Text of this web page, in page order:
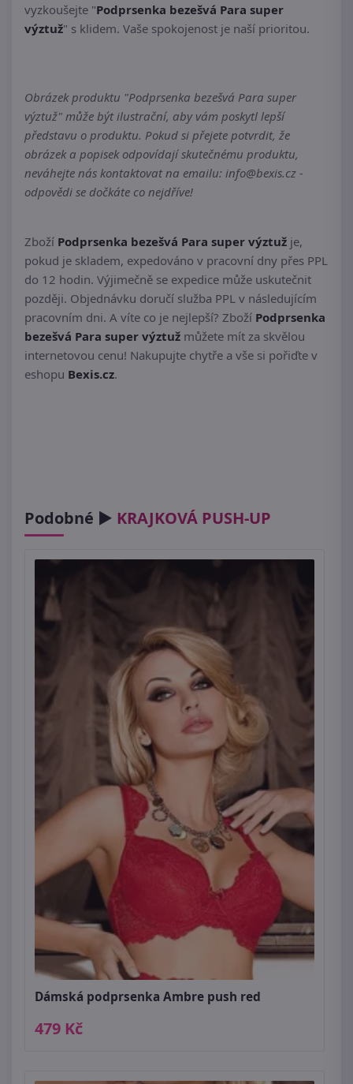
vyzkoušejte "Podprsenka bezešvá Para super
výztuž" s klidem. Vaše spokojenost je naší prioritou.
Obrázek produktu "Podprsenka bezešvá Para super
výztuž" může být ilustrační, aby vám poskytl lepší
představu o produktu. Pokud si přejete potvrdit, že
obrázek a popisek odpovídají skutečnému produktu,
neváhejte nás kontaktovat na emailu: info@bexis.cz -
odpovědi se dočkáte co nejdříve!
Zboží Podprsenka bezešvá Para super výztuž je,
pokud je skladem, expedováno v pracovní dny přes PPL
do 12 hodin. Výjimečně se expedice může uskutečnit
později. Objednávku doručí služba PPL v následujícím
pracovním dni. A víte co je nejlepší? Zboží Podprsenka
bezešvá Para super výztuž můžete mít za skvělou
internetovou cenu! Nakupujte chytře a vše si pořiďte v
eshopu Bexis.cz.
Podobné ► KRAJKOVÁ PUSH-UP
Dámská podprsenka Ambre push red
479 Kč